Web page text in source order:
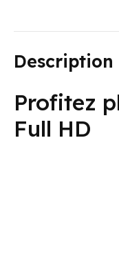
Profitez
Full HD